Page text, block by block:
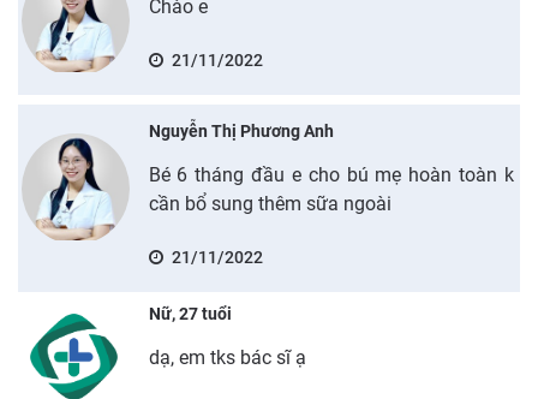
Chào e
21/11/2022
Nguyễn Thị Phương Anh
Bé 6 tháng đầu e cho bú mẹ hoàn toàn k
cần bổ sung thêm sữa ngoài
21/11/2022
Nữ, 27 tuổi
dạ, em tks bác sĩ ạ